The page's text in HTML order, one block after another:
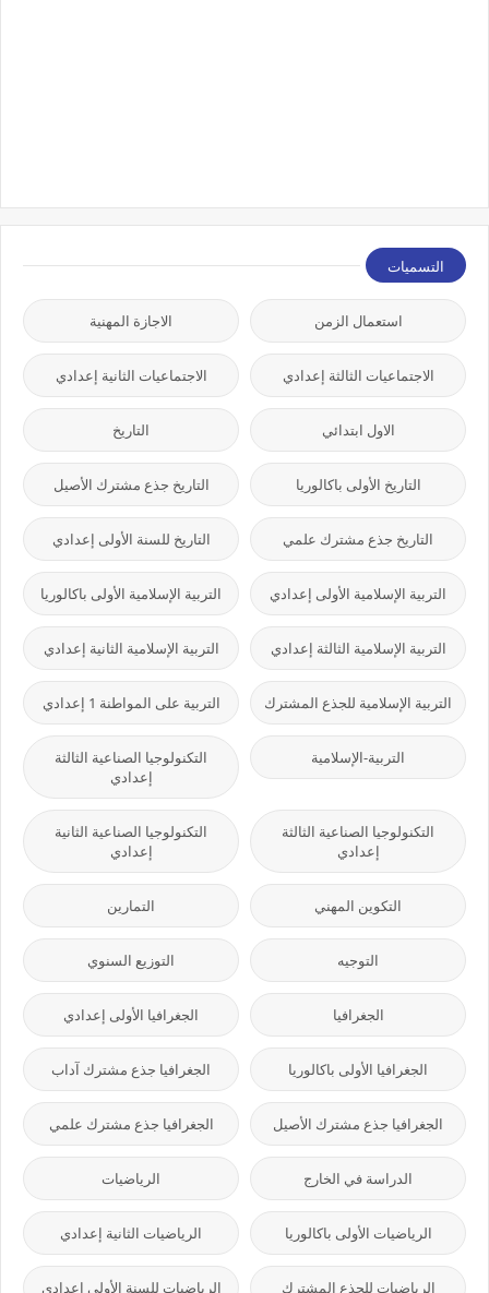
التسميات
استعمال الزمن الاجازة المهنية
الاجتماعيات الثالثة إعدادي الاجتماعيات الثانية إعدادي
الاول ابتدائي التاريخ
التاريخ الأولى باكالوريا التاريخ جذع مشترك الأصيل
التاريخ جذع مشترك علمي التاريخ للسنة الأولى إعدادي
التربية الإسلامية الأولى إعدادي التربية الإسلامية الأولى باكالوريا
التربية الإسلامية الثالثة إعدادي التربية الإسلامية الثانية إعدادي
التربية الإسلامية للجذع المشترك التربية على المواطنة 1 إعدادي
التربية-الإسلامية
التكنولوجيا الصناعية الثالثة
إعدادي
التكنولوجيا الصناعية الثالثة
إعدادي
التكنولوجيا الصناعية الثانية
إعدادي
التكوين المهني التمارين
التوجيه التوزيع السنوي
الجغرافيا الجغرافيا الأولى إعدادي
الجغرافيا الأولى باكالوريا الجغرافيا جذع مشترك آداب
الجغرافيا جذع مشترك الأصيل الجغرافيا جذع مشترك علمي
الدراسة في الخارج الرياضيات
الرياضيات الأولى باكالوريا الرياضيات الثانية إعدادي
الرياضيات للجذع المشترك الرياضيات للسنة الأولى إعدادي